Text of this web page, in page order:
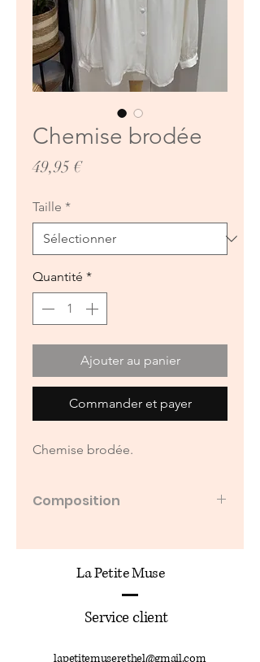
Chemise brodée
49,95 €Prix
Taille *
Quantité *
Ajouter au panier
Commander et payer
Chemise brodée.
Composition
100% viscose
La Petite Muse
Service client
lapetitemuserethel@gmail.com